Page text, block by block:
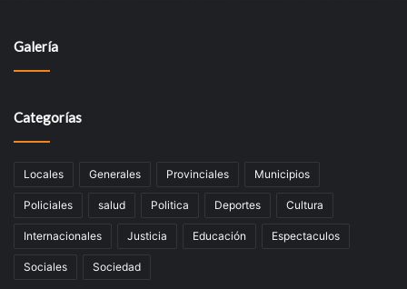
Galería
Categorías
Locales Generales Provinciales Municipios
Policiales salud Politica Deportes Cultura
Internacionales Justicia Educación Espectaculos
Sociales Sociedad